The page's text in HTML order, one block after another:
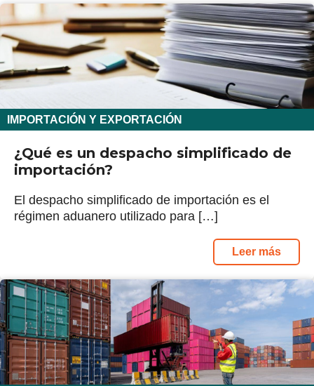
IMPORTACIÓN Y EXPORTACIÓN
¿Qué es un despacho simplificado de
importación?
El despacho simplificado de importación es el
régimen aduanero utilizado para […]
Leer más